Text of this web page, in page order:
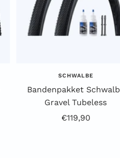
SCHWALBE
Bandenpakket
Gravel Tubeless
€119,90